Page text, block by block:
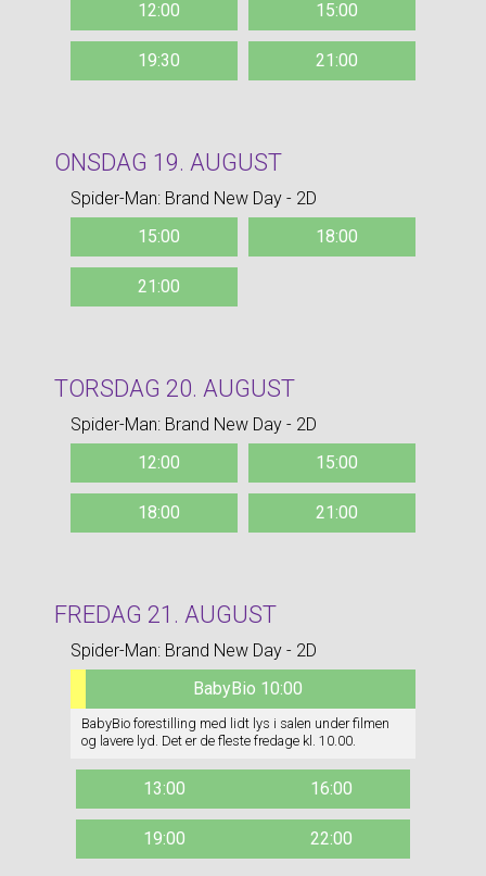
12:00
15:00
19:30 21:00
ONSDAG 19. AUGUST
Spider-Man: Brand New Day - 2D
15:00
18:00
21:00
TORSDAG 20. AUGUST
Spider-Man: Brand New Day - 2D
12:00
15:00
18:00 21:00
FREDAG 21. AUGUST
Spider-Man: Brand New Day - 2D
BabyBio 10:00
BabyBio forestilling med lidt lys i salen under filmen
og lavere lyd. Det er de fleste fredage kl. 10.00.
13:00 16:00
19:00 22:00